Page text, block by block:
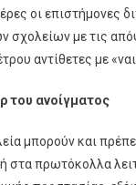
οι επιστήμονες
σχολείων με τις
αντίθετες με
του ανοίγματος
μπορούν και
στα πρωτόκολλα